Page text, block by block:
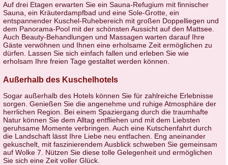
Auf drei Etagen erwarten Sie ein Sauna-Refugium mit finnischer
Sauna, ein Kräuterdampfbad und eine Sole-Grotte, ein
entspannender Kuschel-Ruhebereich mit großen Doppelliegen und
dem Panorama-Pool mit der schönsten Aussicht auf den Mattsee.
Auch Beauty-Behandlungen und Massagen warten darauf Ihre
Gäste verwöhnen und Ihnen eine erholsame Zeit ermöglichen zu
dürfen. Lassen Sie sich einfach fallen und erleben Sie wie
erholsam Ihre freien Tage gestaltet werden können.
Außerhalb des Kuschelhotels
Sogar außerhalb des Hotels können Sie für zahlreiche Erlebnisse
sorgen. Genießen Sie die angenehme und ruhige Atmosphäre der
herrlichen Region. Bei einem Spaziergang durch die traumhafte
Natur können Sie dem Alltag entfliehen und mit dem Liebsten
geruhsame Momente verbringen. Auch eine Kutschenfahrt durch
die Landschaft lässt Ihre Liebe neu entfachen. Eng aneinander
gekuschelt, mit faszinierendem Ausblick schweben Sie gemeinsam
auf Wolke 7. Nützen Sie diese tolle Gelegenheit und ermöglichen
Sie sich eine Zeit voller Glück.